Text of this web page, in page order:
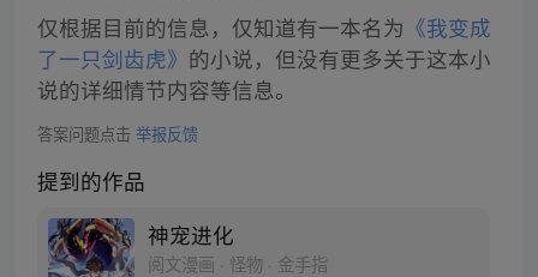
仅根据目前的信息，仅知道有一本名为 《我变成
了一只剑齿虎》 的小说，但没有更多关于这本小
说的详细情节内容等信息。
答案问题点击 举报反馈
提到的作品
神宠进化
阅文漫画 · 怪物 · 金手指